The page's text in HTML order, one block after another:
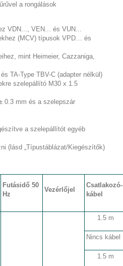
a rongálások
VDN..., VEN... és VUN...
(MCV) típusok VPD… és
mint Heimeier, Cazzaniga,
TA-Type TBV-C (adapter nélkül)
szelepállító M30 x 1.5
0.3 mm és a szelepszár
a szelepállítót egyéb
(lásd „Típustáblázat/Kiegészítők)
Futásidő 50
Hz
Vezérlőjel
Csatlakozó-
kábel
1.5 m
Nincs kábel
1.5 m